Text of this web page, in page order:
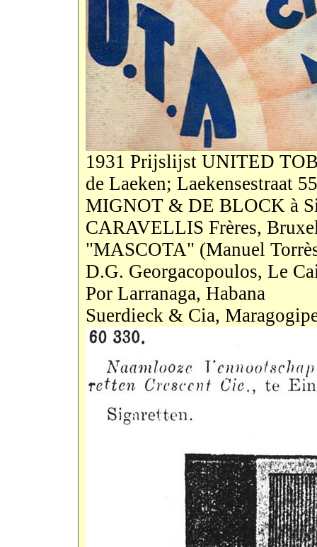
1931 Prijslijst UNITED
de Laeken; Laekensestraat
MIGNOT & DE BLOCK à
CARAVELLIS Frères,
"MASCOTA" (Manuel
D.G. Georgacopoulos, Le
Por Larranaga, Habana
Suerdieck & Cia,